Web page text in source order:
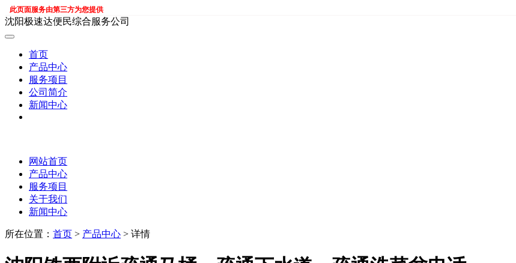
此页面服务由第三方为您提供
沈阳极速达便民综合服务公司
首页
产品中心
服务项目
公司简介
新闻中心
网站首页
产品中心
服务项目
关于我们
新闻中心
所在位置： 首页 > 产品中心 > 详情